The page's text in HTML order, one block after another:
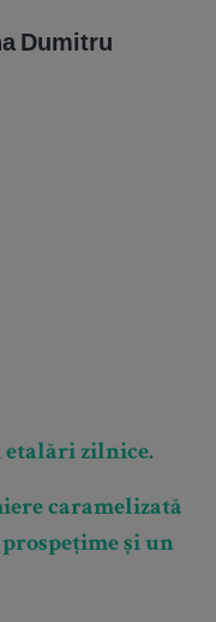
Dumitru
zilnice.
caramelizată
și un